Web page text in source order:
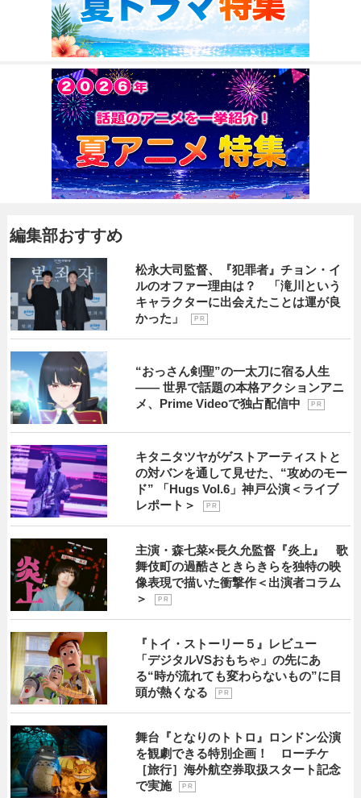
編集部おすすめ
松永大司監督、『犯罪者』チョン・イ
ルのオファー理由は？ 「滝川という
キャラクターに出会えたことは運が良
かった」
P R
“おっさん剣聖”の一太刀に宿る人生
―― 世界で話題の本格アクションアニ
メ、Prime Videoで独占配信中
P R
キタニタツヤがゲストアーティストと
の対バンを通して見せた、“攻めのモー
ド” 「Hugs Vol.6」神戸公演＜ライブ
レポート＞
P R
主演・森七菜×長久允監督『炎上』 歌
舞伎町の過酷さときらきらを独特の映
像表現で描いた衝撃作＜出演者コラム
＞
P R
『トイ・ストーリー５』レビュー
「デジタルVSおもちゃ」の先にあ
る“時が流れても変わらないもの”に目
頭が熱くなる
P R
舞台『となりのトトロ』ロンドン公演
を観劇できる特別企画！ ローチケ
［旅行］海外航空券取扱スタート記念
で実施
P R